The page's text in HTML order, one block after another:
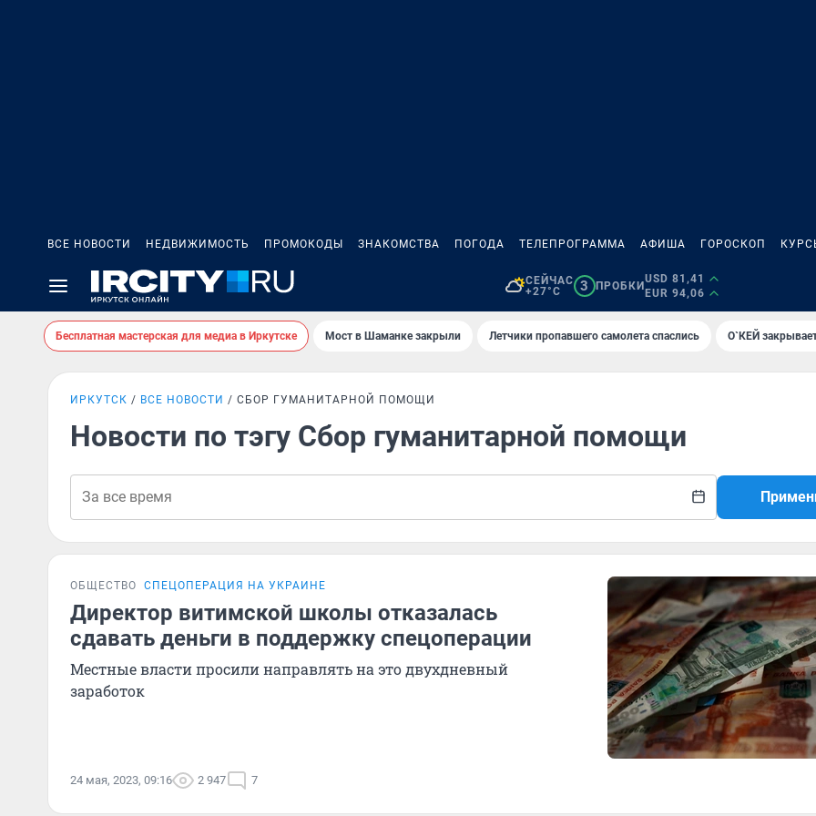
ВСЕ НОВОСТИ НЕДВИЖИМОСТЬ ПРОМОКОДЫ ЗНАКОМСТВА ПОГОДА ТЕЛЕПРОГРАММА АФИША ГОРОСКОП
СЕЙЧАС
+27°C
3 ПРОБКИ
USD 81,41
EUR 94,06
Бесплатная мастерская для медиа в Иркутске Мост в Шаманке закрыли Летчики пропавшего самолета спаслись О`КЕЙ
ИРКУТСК ВСЕ НОВОСТИ СБОР ГУМАНИТАРНОЙ ПОМОЩИ
Новости по тэгу Сбор гуманитарной помощи
ОБЩЕСТВО СПЕЦОПЕРАЦИЯ НА УКРАИНЕ
Директор витимской школы отказалась
сдавать деньги в поддержку спецоперации
Местные власти просили направлять на это двухдневный
заработок
24 мая, 2023, 09:16 2 947 7